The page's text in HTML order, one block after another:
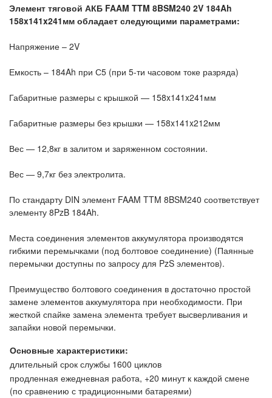
Элемент тяговой АКБ FAAM TTM 8BSM240 2V 184Ah
158x141x241мм обладает следующими параметрами:
Напряжение – 2V
Емкость – 184Ah при С5 (при 5-ти часовом токе разряда)
Габаритные размеры с крышкой — 158x141x241мм
Габаритные размеры без крышки — 158x141x212мм
Вес — 12,8кг в залитом и заряженном состоянии.
Вес — 9,7кг без электролита.
По стандарту DIN элемент FAAM TTM 8BSM240 соответствует
элементу 8PzB 184Ah.
Места соединения элементов аккумулятора производятся
гибкими перемычками (под болтовое соединение) (Паянные
перемычки доступны по запросу для PzS элементов).
Преимущество болтового соединения в достаточно простой
замене элементов аккумулятора при необходимости. При
жесткой спайке замена элемента требует высверливания и
запайки новой перемычки.
Основные характеристики:
длительный срок службы 1600 циклов
продленная ежедневная работа, +20 минут к каждой смене
(по сравнению с традиционными батареями)